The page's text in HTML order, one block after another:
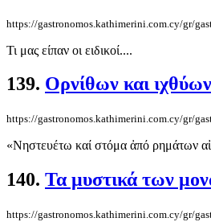
https://gastronomos.kathimerini.com.cy/gr/
Τι μας είπαν οι ειδικοί....
139. Ορνίθων και
https://gastronomos.kathimerini.com.cy/gr/
«Νηστευέτω καί στόμα ἀπό ρημάτων
140. Τα μυστικά των
https://gastronomos.kathimerini.com.cy/gr/